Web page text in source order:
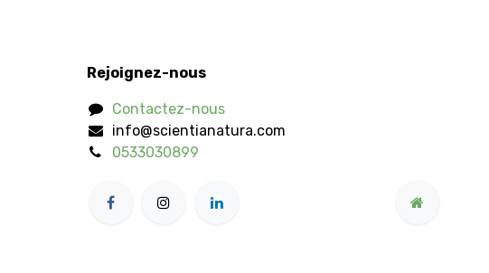
Rejoignez-nous
Contactez-nous
info@scientianatura.com
0533030899